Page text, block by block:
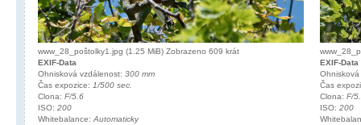
www_28_poštolky1.jpg (1.25 MiB) Zobrazeno 609 krát
EXIF-Data
Ohnisková vzdálenost: 300 mm
Čas expozice: 1/500 sec.
Clona: F/5.6
ISO: 200
Whitebalance: Automaticky
EXIF-Data
Čas
Clona: F/
ISO: 200